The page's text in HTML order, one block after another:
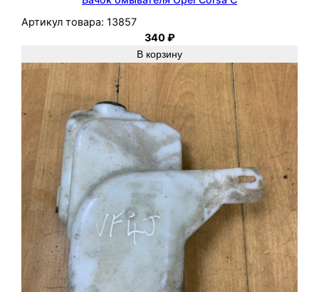
Артикул товара: 13857
340₽
В корзину